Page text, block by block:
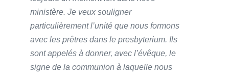
ministère. Je veux souligner
particulièrement l’unité que nous formons
avec les prêtres dans le presbyterium. Ils
sont appelés à donner, avec l’évêque, le
signe de la communion à laquelle nous